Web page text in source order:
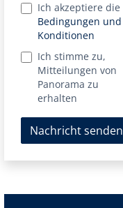
Ich akzeptiere die
Bedingungen und
Konditionen
Ich stimme zu,
Mitteilungen von
Panorama zu
erhalten
Nachricht senden